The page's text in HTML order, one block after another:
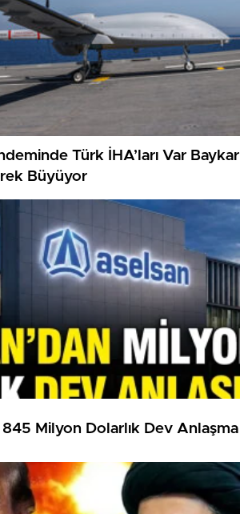
Türk İHA’ları Var Baykar
Büyüyor
845 Milyon Dolarlık Dev Anlaşma